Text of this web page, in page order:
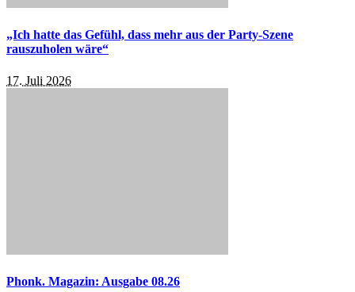
„Ich hatte das Gefühl, dass mehr aus der Party-Szene
rauszuholen wäre“
17. Juli 2026
Phonk. Magazin: Ausgabe 08.26